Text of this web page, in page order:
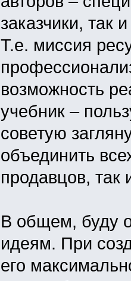
заказчики, так
Т.е. миссия
возможность
учебник –
советую
объединить
продавцов, так
В общем, буду
идеям. При
его